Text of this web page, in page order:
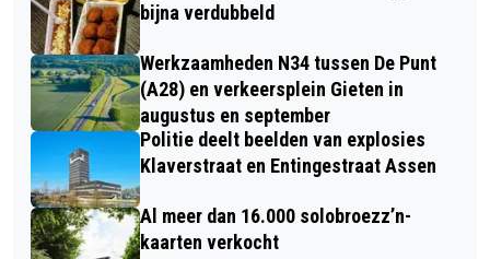
bijna verdubbeld
Werkzaamheden N34 tussen De Punt
(A28) en verkeersplein Gieten in
augustus en september
Politie deelt beelden van explosies
Klaverstraat en Entingestraat Assen
Al meer dan 16.000 solobroezz’n-
kaarten verkocht